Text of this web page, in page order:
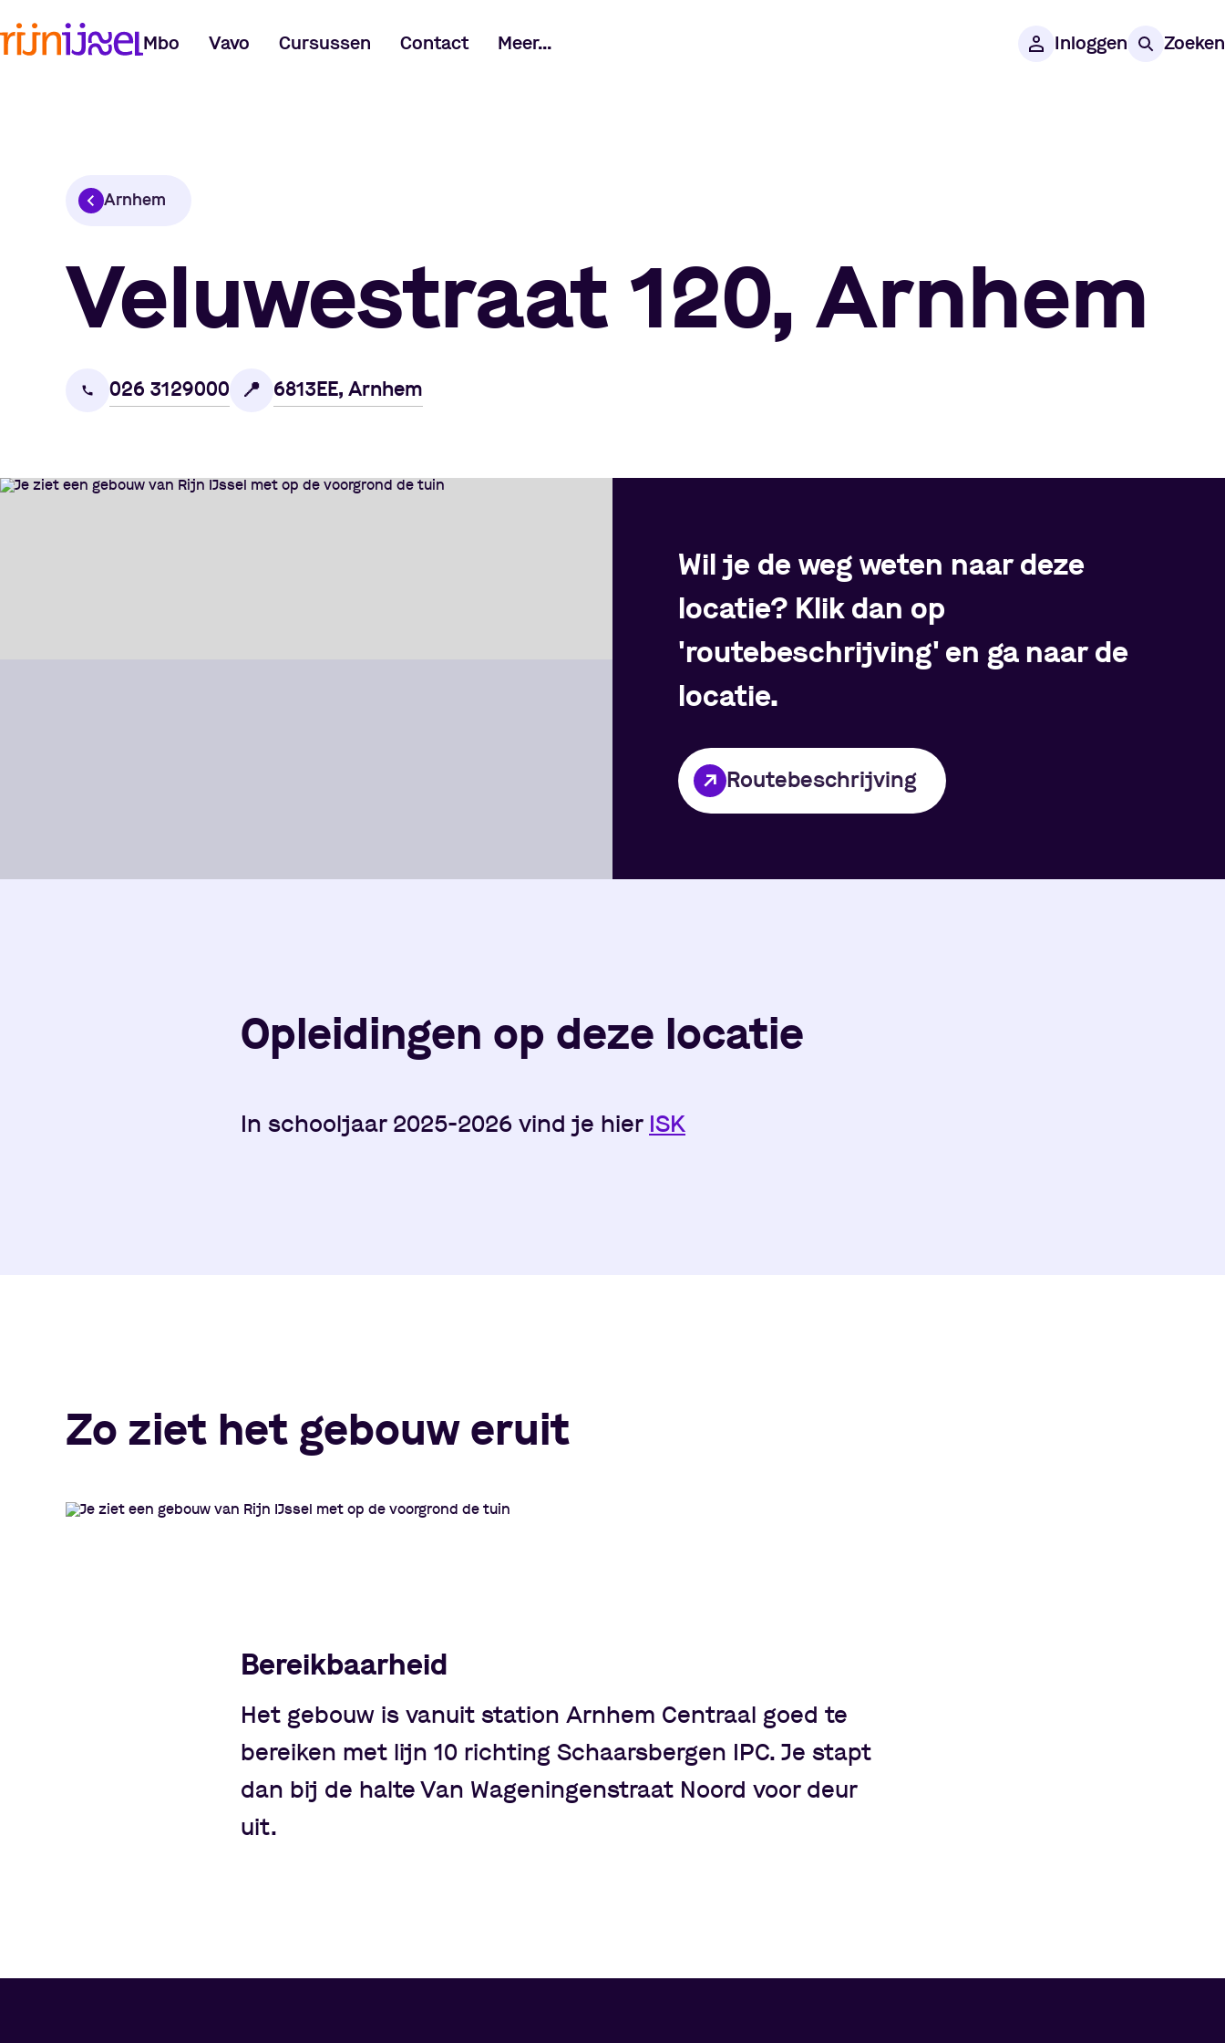
Mbo Vavo Cursussen Contact Meer... Inloggen Zoeken
Arnhem
Veluwestraat 120, Arnhem
026 3129000 📍 6813EE, Arnhem
Wil je de weg weten naar deze
locatie? Klik dan op
'routebeschrijving' en ga naar de
locatie.
Routebeschrijving
Opleidingen op deze locatie
In schooljaar 2025-2026 vind je hier ISK
Zo ziet het gebouw eruit
Bereikbaarheid
Het gebouw is vanuit station Arnhem Centraal goed te
bereiken met lijn 10 richting Schaarsbergen IPC. Je stapt
dan bij de halte Van Wageningenstraat Noord voor deur
uit.